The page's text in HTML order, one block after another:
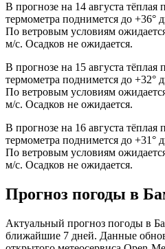
В прогнозе на 14 августа тёплая
термометра поднимется до +36°
По ветровым условиям
м/с. Осадков не ожидается.
В прогнозе на 15 августа
термометра поднимется до +32°
По ветровым условиям
м/с. Осадков не ожидается.
В прогнозе на 16 августа
термометра поднимется до +31°
По ветровым условиям
м/с. Осадков не ожидается.
Прогноз погоды в
Актуальный прогноз погоды в
ближайшие 7 дней. Данные